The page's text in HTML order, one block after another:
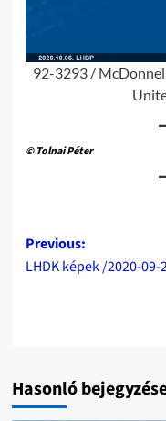
92-3293 /
© Tolnai Péter
Post
navigation
Previous:
LHDK képek /2020-09-
Hasonló